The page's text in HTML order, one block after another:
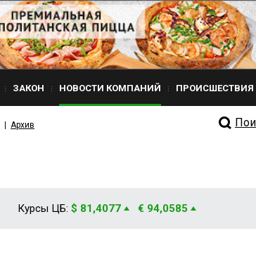
ЗАКОН НОВОСТИ КОМПАНИЙ ПРОИСШЕСТВИЯ
Архив
Курсы ЦБ: $ 81,4077 € 94,0585